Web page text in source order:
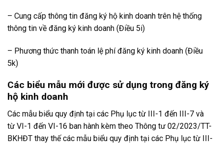
– Cung cấp thông tin đăng ký hộ kinh doanh trên hệ thống
thông tin về đăng ký kinh doanh (Điều 5i)
– Phương thức thanh toán lệ phí đăng ký kinh doanh (Điều
5k)
Các biểu mẫu mới được sử dụng trong đăng ký
hộ kinh doanh
Các mẫu biểu quy định tại các Phụ lục từ III-1 đến III-7 và
từ VI-1 đến VI-16 ban hành kèm theo Thông tư 02/2023/TT-
BKHĐT thay thế các mẫu biểu quy định tại các Phụ lục từ III-